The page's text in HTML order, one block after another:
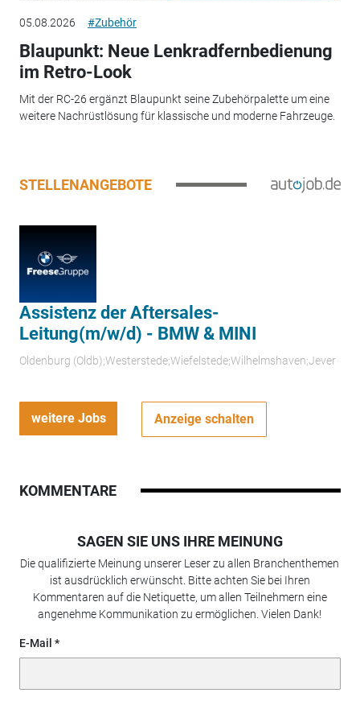
05.08.2026 #Zubehör
Blaupunkt: Neue Lenkradfernbedienung
im Retro-Look
Mit der RC-26 ergänzt Blaupunkt seine Zubehörpalette um eine
weitere Nachrüstlösung für klassische und moderne Fahrzeuge.
STELLENANGEBOTE
Assistenz der Aftersales-
Leitung(m/w/d) - BMW & MINI
Oldenburg (Oldb);Westerstede;Wiefelstede;Wilhelmshaven;Jever
weitere Jobs Anzeige schalten
KOMMENTARE
SAGEN SIE UNS IHRE MEINUNG
Die qualifizierte Meinung unserer Leser zu allen Branchenthemen
ist ausdrücklich erwünscht. Bitte achten Sie bei Ihren
Kommentaren auf die Netiquette, um allen Teilnehmern eine
angenehme Kommunikation zu ermöglichen. Vielen Dank!
E-Mail